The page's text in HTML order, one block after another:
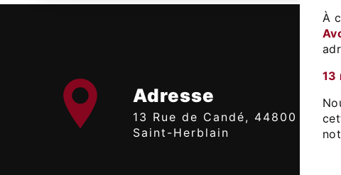
À
13
Adresse
13 Rue de Candé, 44800
Saint-Herblain